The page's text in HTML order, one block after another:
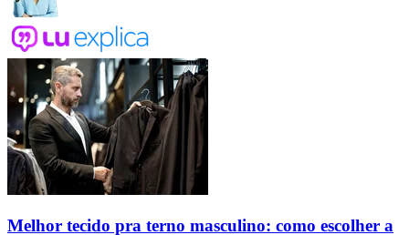
Melhor tecido pra terno masculino: como escolher a